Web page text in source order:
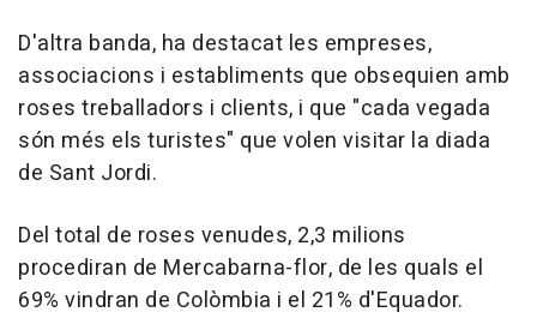
D'altra banda, ha destacat les empreses,
associacions i establiments que obsequien amb
roses treballadors i clients, i que "cada vegada
són més els turistes" que volen visitar la diada
de Sant Jordi.
Del total de roses venudes, 2,3 milions
procediran de Mercabarna-flor, de les quals el
69% vindran de Colòmbia i el 21% d'Equador.